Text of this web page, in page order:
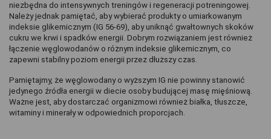
niezbędna do intensywnych treningów i regeneracji potreningowej.
Należy jednak pamiętać, aby wybierać produkty o umiarkowanym
indeksie glikemicznym (IG 56-69), aby uniknąć gwałtownych skoków
cukru we krwi i spadków energii. Dobrym rozwiązaniem jest również
łączenie węglowodanów o różnym indeksie glikemicznym, co
zapewni stabilny poziom energii przez dłuższy czas.
Pamiętajmy, że węglowodany o wyższym IG nie powinny stanowić
jedynego źródła energii w diecie osoby budującej masę mięśniową.
Ważne jest, aby dostarczać organizmowi również białka, tłuszcze,
witaminy i minerały w odpowiednich proporcjach.